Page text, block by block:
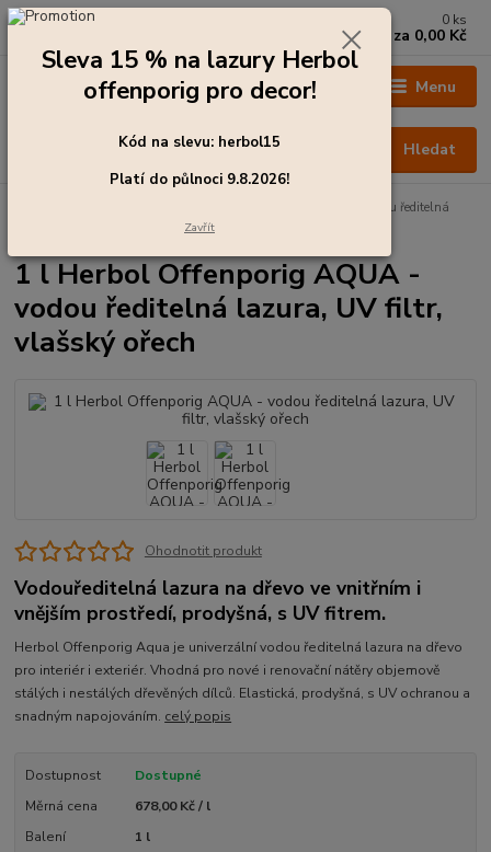
Menu
Hledat
+420 273 136 255
0 ks
za 0,00 Kč
1 l Herbol Offenporig AQUA - vodou ředitelná
1 l Herbol Offenporig AQUA -
vodou ředitelná lazura, UV filtr,
vlašský ořech
Ohodnotit produkt
Vodouředitelná lazura na dřevo ve vnitřním i
vnějším prostředí, prodyšná, s UV fitrem.
Herbol Offenporig Aqua je univerzální vodou ředitelná lazura na dřevo
pro interiér i exteriér. Vhodná pro nové i renovační nátěry objemově
stálých i nestálých dřevěných dílců. Elastická, prodyšná, s UV ochranou a
snadným napojováním. celý popis
Dostupnost
Dostupné
Měrná cena
678,00 Kč / l
Balení
1 l
Sleva 15 % na lazury Herbol
offenporig pro decor!
Kód na slevu: herbol15
Platí do půlnoci 9.8.2026!
Zavřít